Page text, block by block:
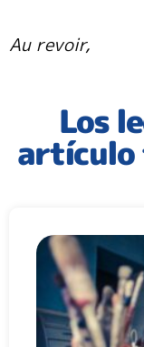
Au revoir,
Los
artículo